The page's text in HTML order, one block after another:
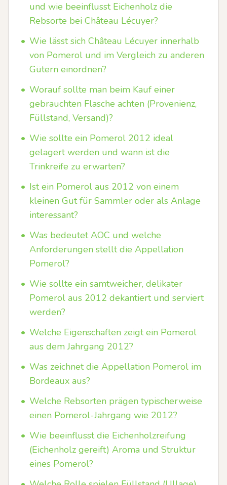
und wie beeinflusst Eichenholz die
Rebsorte bei Château Lécuyer?
• Wie lässt sich Château Lécuyer innerhalb
von Pomerol und im Vergleich zu anderen
Gütern einordnen?
• Worauf sollte man beim Kauf einer
gebrauchten Flasche achten (Provenienz,
Füllstand, Versand)?
• Wie sollte ein Pomerol 2012 ideal
gelagert werden und wann ist die
Trinkreife zu erwarten?
• Ist ein Pomerol aus 2012 von einem
kleinen Gut für Sammler oder als Anlage
interessant?
• Was bedeutet AOC und welche
Anforderungen stellt die Appellation
Pomerol?
• Wie sollte ein samtweicher, delikater
Pomerol aus 2012 dekantiert und serviert
werden?
• Welche Eigenschaften zeigt ein Pomerol
aus dem Jahrgang 2012?
• Was zeichnet die Appellation Pomerol im
Bordeaux aus?
• Welche Rebsorten prägen typischerweise
einen Pomerol-Jahrgang wie 2012?
• Wie beeinflusst die Eichenholzreifung
(Eichenholz gereift) Aroma und Struktur
eines Pomerol?